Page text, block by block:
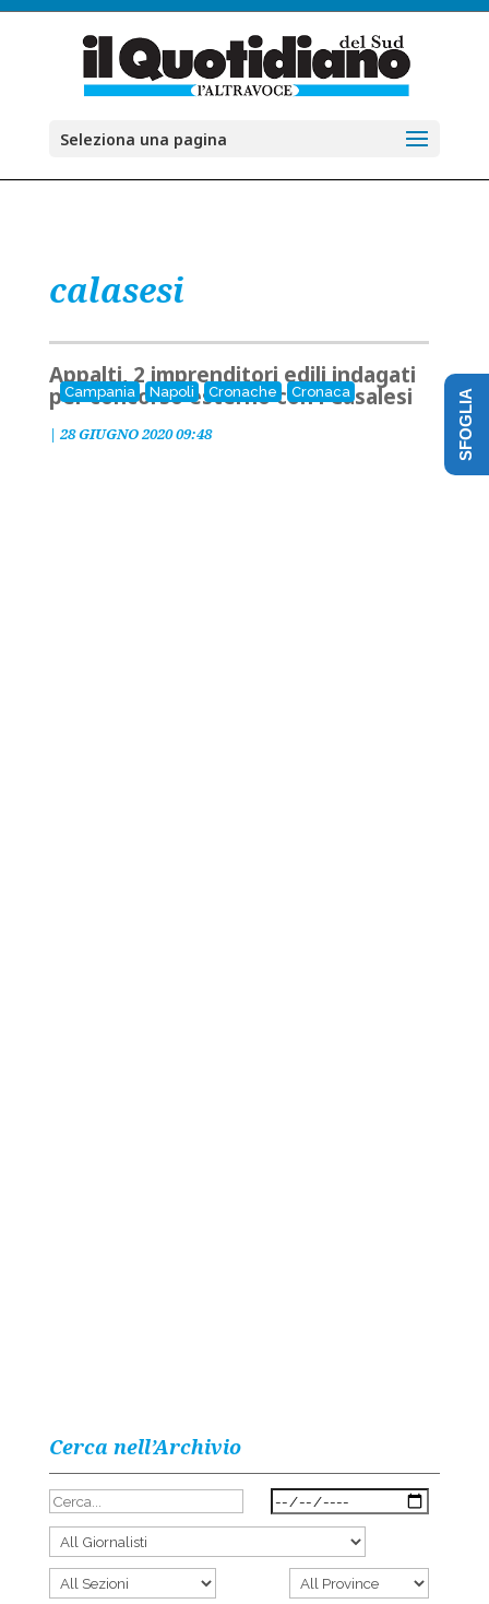
Seleziona una pagina
calasesi
Campania Napoli Cronache Cronaca
Appalti, 2 imprenditori edili indagati
per concorso esterno con i Casalesi
| 28 GIUGNO 2020 09:48
Cerca nell’Archivio
SFOGLIA